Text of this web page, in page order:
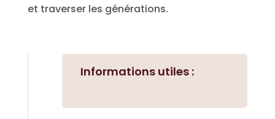
et traverser les générations.